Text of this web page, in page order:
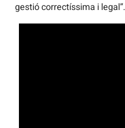
gestió correctíssima i legal”.